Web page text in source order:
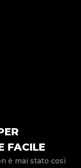
FACILE
è mai stato così